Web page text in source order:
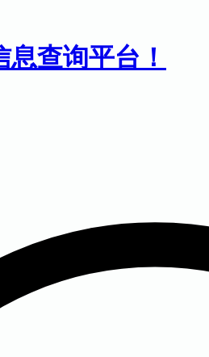
查询平台！